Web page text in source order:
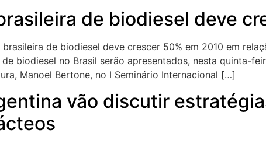
de biodiesel deve
brasileira de biodiesel deve crescer 50% em 2010 em
biodiesel no Brasil serão apresentados, nesta quinta-
Manoel Bertone, no I Seminário Internacional […]
vão discutir